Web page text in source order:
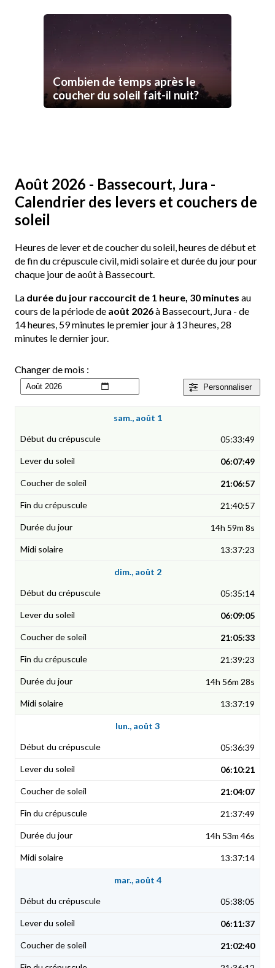
Combien de temps après le
coucher du soleil fait-il nuit?
Août 2026 - Bassecourt, Jura -
Calendrier des levers et couchers de
soleil
Heures de lever et de coucher du soleil, heures de début et
de fin du crépuscule civil, midi solaire et durée du jour pour
chaque jour de août à Bassecourt.
La durée du jour raccourcit de 1 heure, 30 minutes au
cours de la période de août 2026à Bassecourt, Jura - de
14 heures, 59 minutes le premier jour à 13 heures, 28
minutes le dernier jour.
Personnaliser
Changer de mois :
sam., août 1
05:33:49
06:07:49
21:06:57
21:40:57
14h 59m 8s
13:37:23
dim., août 2
05:35:14
06:09:05
21:05:33
21:39:23
14h 56m 28s
13:37:19
lun., août 3
05:36:39
06:10:21
21:04:07
21:37:49
14h 53m 46s
13:37:14
mar., août 4
05:38:05
06:11:37
21:02:40